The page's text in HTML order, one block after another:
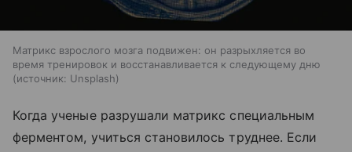
Матрикс взрослого мозга подвижен: он разрыхляется во
время тренировок и восстанавливается к следующему дню
источник: Unsplash
Когда ученые разрушали матрикс специальным
ферментом, учиться становилось труднее. Если